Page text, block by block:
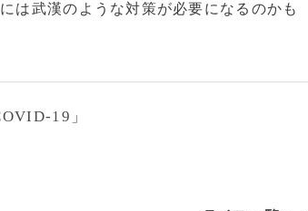
は武漢のような対策が必要になるのかも
19」